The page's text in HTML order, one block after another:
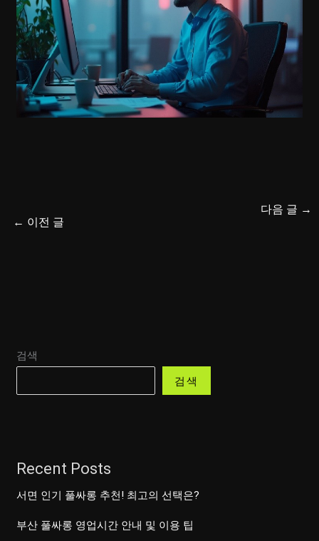
← 이전 글
다음 글 →
검색
검색
Recent Posts
서면 인기 풀싸롱 추천! 최고의 선택은?
부산 풀싸롱 영업시간 안내 및 이용 팁